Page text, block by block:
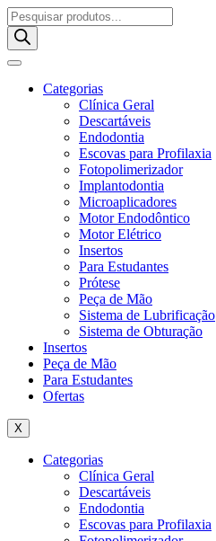
Pesquisar
produtos
Categorias
Clínica Geral
Descartáveis
Endodontia
Escovas para Profilaxia
Fotopolimerizador
Implantodontia
Microaplicadores
Motor Endodôntico
Motor Elétrico
Insertos
Para Estudantes
Prótese
Peça de Mão
Sistema de Lubrificação
Sistema de Obturação
Insertos
Peça de Mão
Para Estudantes
Ofertas
X
Categorias
Clínica Geral
Descartáveis
Endodontia
Escovas para Profilaxia